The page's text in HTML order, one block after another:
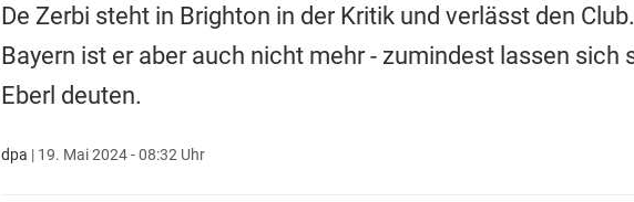
De Zerbi steht in Brighton in der Kritik und verlässt den
Bayern ist er aber auch nicht mehr - zumindest lassen sich
Eberl deuten.
dpa | 19. Mai 2024 - 08:32 Uhr